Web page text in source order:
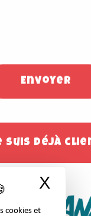
cookies et
X
suis déjà